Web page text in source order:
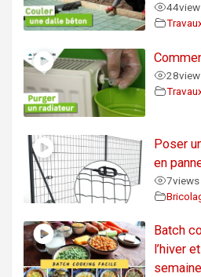
44
28
Poser
en
7views
Batch
l’hiver